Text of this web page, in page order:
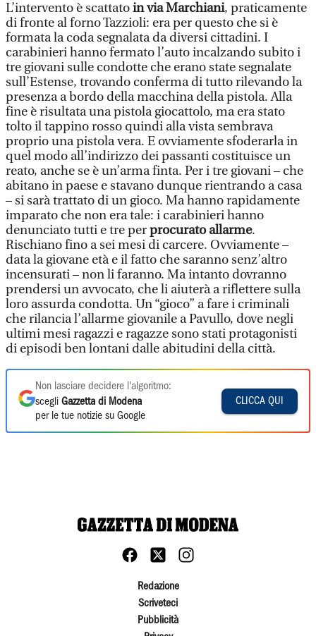
L’intervento è scattatoin via Marchiani, praticamente
di fronte al forno Tazzioli: era per questo che si è
formata la coda segnalata da diversi cittadini. I
carabinieri hanno fermato l’auto incalzando subito i
tre giovani sulle condotte che erano state segnalate
sull’Estense, trovando conferma di tutto rilevando la
presenza a bordo della macchina della pistola. Alla
fine è risultata una pistola giocattolo, ma era stato
tolto il tappino rosso quindi alla vista sembrava
proprio una pistola vera. E ovviamente sfoderarla in
quel modo all’indirizzo dei passanti costituisce un
reato, anche se è un’arma finta. Per i tre giovani – che
abitano in paese e stavano dunque rientrando a casa
– si sarà trattato di un gioco. Ma hanno rapidamente
imparato che non era tale: i carabinieri hanno
denunciato tutti e tre perprocurato allarme.
Rischiano fino a sei mesi di carcere. Ovviamente –
data la giovane età e il fatto che saranno senz’altro
incensurati – non li faranno. Ma intanto dovranno
prendersi un avvocato, che li aiuterà a riflettere sulla
loro assurda condotta. Un “gioco” a fare i criminali
che rilancia l’allarme giovanile a Pavullo, dove negli
ultimi mesi ragazzi e ragazze sono stati protagonisti
di episodi ben lontani dalle abitudini della città.
Non lasciare decidere l'algoritmo:
scegli Gazzetta di Modena
per le tue notizie su Google
CLICCA QUI
Redazione
Scriveteci
Pubblicità